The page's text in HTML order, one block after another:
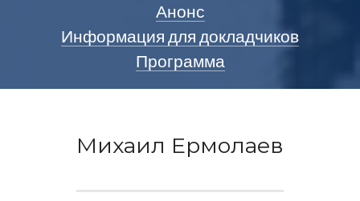
Анонс
Информация для докладчиков
Программа
Михаил Ермолаев